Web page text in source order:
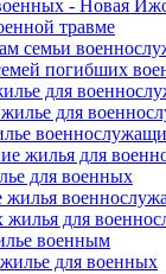
- Новая
травме
семьи
погибших
для
для
жилья для
для военных
жилья
жилья для
военным
для военных